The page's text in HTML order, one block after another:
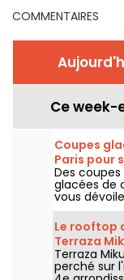
COMMENTAIRES
Ce week-
Coupes
Paris pour
Des
glacées de
vous
chics de
du Cheval
George V
du Shangri-
Le rooftop
Terraza
Terraza
perché sur